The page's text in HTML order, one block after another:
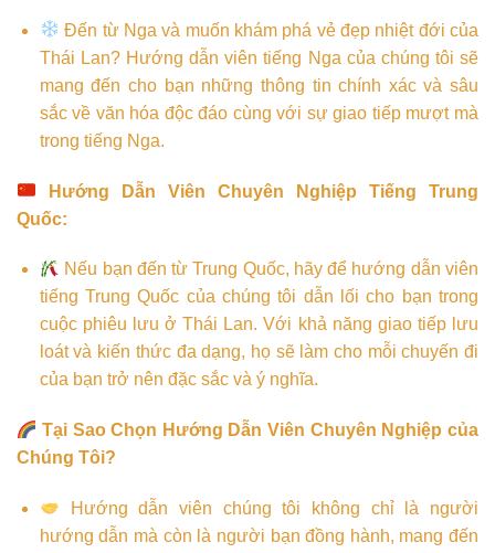
Đến từ Nga và muốn khám phá vẻ đẹp nhiệt đới của
Thái Lan? Hướng dẫn viên tiếng Nga của chúng tôi sẽ
mang đến cho bạn những thông tin chính xác và sâu
sắc về văn hóa độc đáo cùng với sự giao tiếp mượt mà
trong tiếng Nga.
Hướng Dẫn Viên Chuyên Nghiệp Tiếng Trung
Quốc:
Nếu bạn đến từ Trung Quốc, hãy để hướng dẫn viên
tiếng Trung Quốc của chúng tôi dẫn lối cho bạn trong
cuộc phiêu lưu ở Thái Lan. Với khả năng giao tiếp lưu
loát và kiến thức đa dạng, họ sẽ làm cho mỗi chuyến đi
của bạn trở nên đặc sắc và ý nghĩa.
Tại Sao Chọn Hướng Dẫn Viên Chuyên Nghiệp của
Chúng Tôi?
Hướng dẫn viên chúng tôi không chỉ là người
hướng dẫn mà còn là người bạn đồng hành, mang đến